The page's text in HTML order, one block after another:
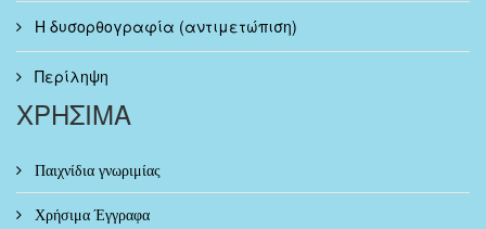
Η δυσορθογραφία (αντιμετώπιση)
Περίληψη
ΧΡΗΣΙΜΑ
Παιχνίδια γνωριμίας
Χρήσιμα Έγγραφα